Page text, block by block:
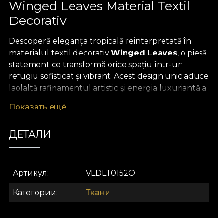
Winged Leaves Material Textil
Decorativ
Descoperă eleganța tropicală reinterpretată în
materialul textil decorativ Winged Leaves, o piesă
statement ce transformă orice spațiu într-un
refugiu sofisticat și vibrant. Acest design unic aduce
laolaltă rafinamentul artistic și energia luxuriantă a
apreciază detaliul, culoarea și creativitatea în decor.
plutească într-o compoziție fluidă, inundată de
nuanțe calde de galben, roz pal și griuri delicate.
relaxare, evocând atmosfera verii nesfârșite.
Versatilitatea acestuimaterial textil premium
transformă într-o alegere inspirată pentru orice
Показать ещё
ДЕТАЛИ
Артикул VLDLT0152O
Категории Ткани